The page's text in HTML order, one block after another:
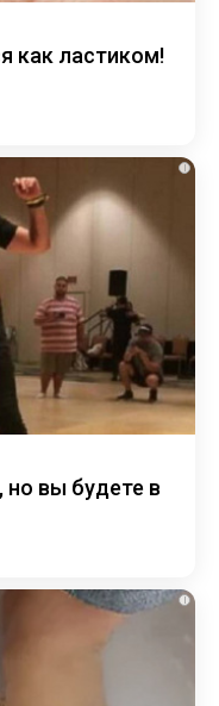
как ластиком!
i
но вы будете в
i